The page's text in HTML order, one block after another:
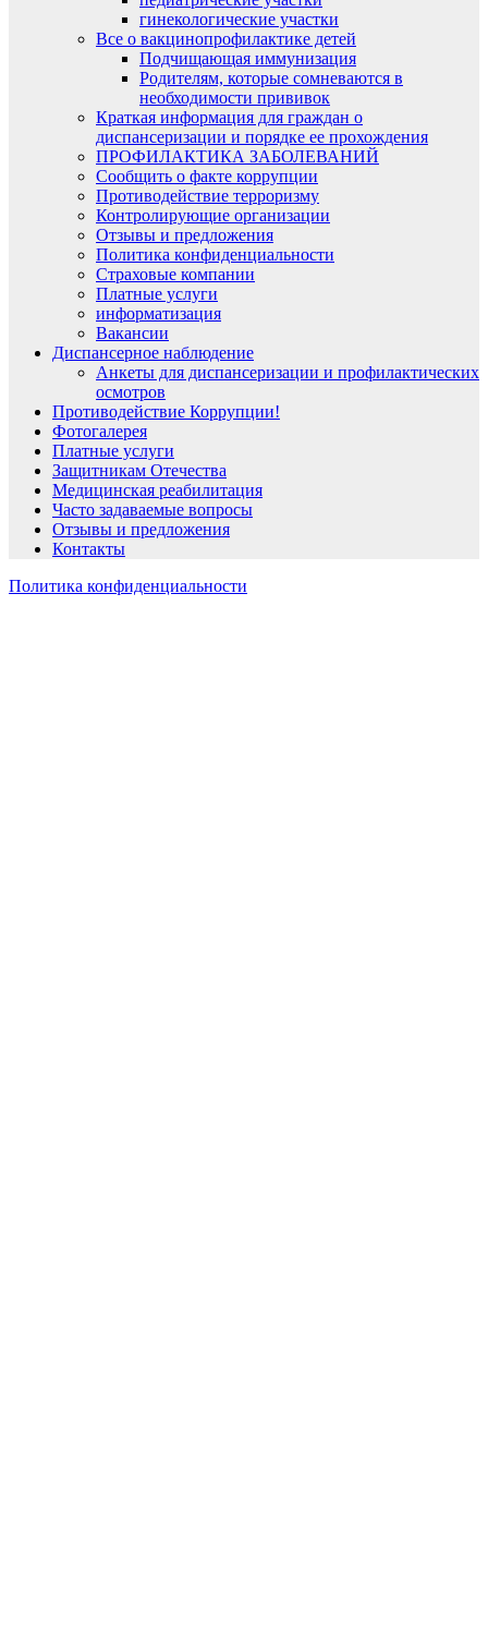
гинекологические участки
Все о вакцинопрофилактике детей
Подчищающая иммунизация
Родителям, которые сомневаются в
необходимости прививок
Краткая информация для граждан о
диспансеризации и порядке ее прохождения
ПРОФИЛАКТИКА ЗАБОЛЕВАНИЙ
Сообщить о факте коррупции
Противодействие терроризму
Контролирующие организации
Отзывы и предложения
Политика конфиденциальности
Страховые компании
Платные услуги
информатизация
Вакансии
Диспансерное наблюдение
Анкеты для диспансеризации и профилактических
осмотров
Противодействие Коррупции!
Фотогалерея
Платные услуги
Защитникам Отечества
Медицинская реабилитация
Часто задаваемые вопросы
Отзывы и предложения
Контакты
Политика конфиденциальности